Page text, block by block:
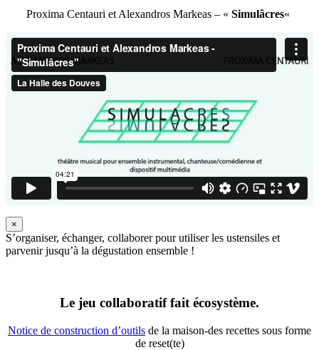
Proxima Centauri et Alexandros Markeas – « Simulâcres«
×
S’organiser, échanger, collaborer pour utiliser les ustensiles et
parvenir jusqu’à la dégustation ensemble !
Le jeu collaboratif fait écosystème.
Notice de construction d’outils de la maison-des recettes sous forme
de reset(te)